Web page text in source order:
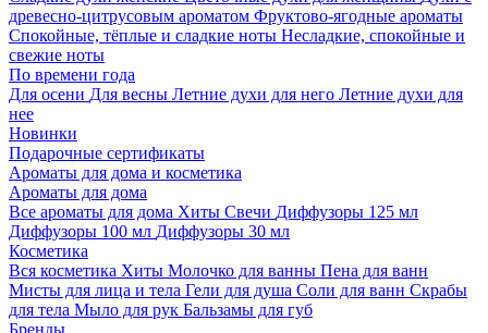
древесно-цитрусовым ароматом Фруктово-ягодные ароматы
Спокойные, тёплые и сладкие ноты Несладкие, спокойные и
свежие ноты
По времени года
Для осени Для весны Летние духи для него Летние духи для
нее
Новинки
Подарочные сертификаты
Ароматы для дома и косметика
Ароматы для дома
Все ароматы для дома Хиты Свечи Диффузоры 125 мл
Диффузоры 100 мл Диффузоры 30 мл
Косметика
Вся косметика Хиты Молочко для ванны Пена для ванн
Мисты для лица и тела Гели для душа Соли для ванн Скрабы
для тела Мыло для рук Бальзамы для губ
Бренды